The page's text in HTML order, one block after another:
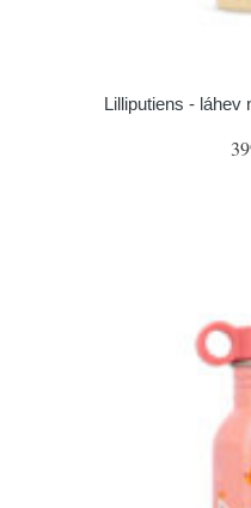
Lilliputiens - láhev